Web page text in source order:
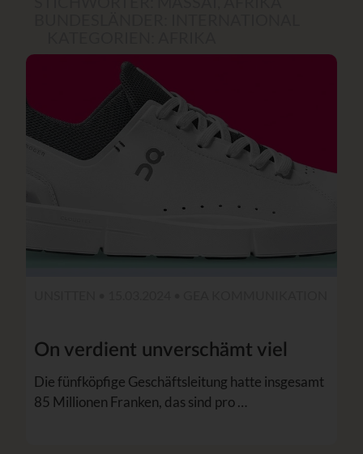
On verdient unverschämt viel
Die fünfköpfige Geschäftsleitung hatte insgesamt
85 Millionen Franken, das sind pro …